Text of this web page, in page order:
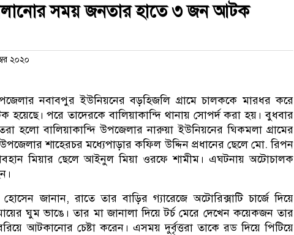
সময় জনতার হাতে ৩ জন আটক
২০২০
নবাবপুর ইউনিয়নের বড়হিজলি গ্রামে চালককে মারধর করে
পরে তাদেরকে বালিয়াকান্দি থানায় সোপর্দ করা হয়। বুধবার
হলো বালিয়াকান্দি উপজেলার নারুয়া ইউনিয়নের ঘিকমলা গ্রামের
শাহেরচর মধ্যেপাড়ার কফিল উদ্দিন প্রধানের ছেলে মো. রিপন
মিয়ার ছেলে আইনুল মিয়া ওরফে শামীম। এঘটনায় অটোচালক
জানান, রাতে তার বাড়ির গ্যারেজে অটোরিক্সাটি চার্জে দিয়ে
ঘুম ভাঙে। তার মা জানালা দিয়ে টর্চ মেরে দেখেন কয়েকজন তার
আটকানোর চেষ্টা করেন। এসময় দুর্বৃত্তরা তাকে রড দিয়ে পিটিয়ে